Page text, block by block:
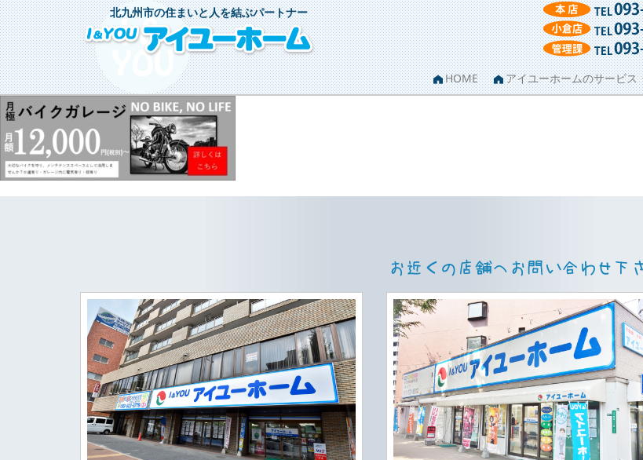
北九州市の住まいと人を結ぶパートナー
HOME アイユーホームのサービス